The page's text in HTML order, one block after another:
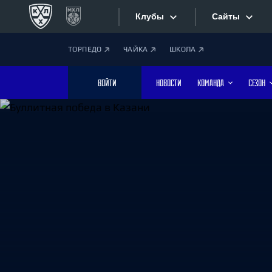
Клубы
Дивизион Боброва
Лада
Сайты
ТОРПЕДО ЧАЙКА ШКОЛА
ВОЙТИ НОВОСТИ КОМАНДА СЕЗОН